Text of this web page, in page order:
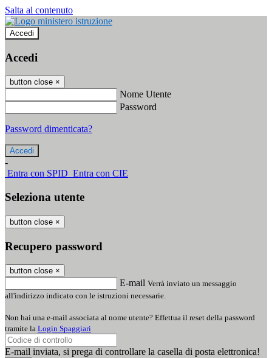
Salta al contenuto
Accedi
Accedi
button close ×
Nome Utente
Password
Password dimenticata?
-
Entra con SPID Entra con CIE
Seleziona utente
button close ×
Recupero password
button close ×
E-mail Verrà inviato un messaggio
all'indirizzo indicato con le istruzioni necessarie.
Non hai una e-mail associata al nome utente? Effettua il reset della password
tramite la Login Spaggiari
E-mail inviata, si prega di controllare la casella di posta elettronica!